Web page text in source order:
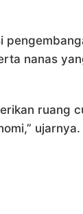
nanas
ruang
ujarnya.